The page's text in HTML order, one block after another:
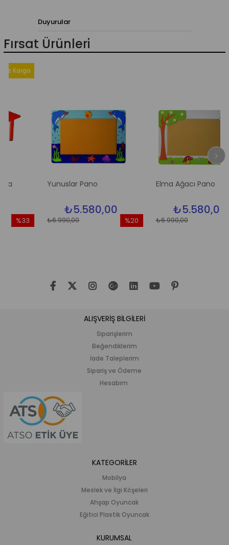
Duyurular
Fırsat Ürünleri
Yunuslar Pano
₺5.580,00
₺6.990,00
Elma Ağacı Pano
₺5.580,00
₺6.990,00
ALIŞVERİŞ BİLGİLERİ
Siparişlerim
Beğendiklerim
İade Taleplerim
Sipariş ve Ödeme
Hesabım
KATEGORİLER
Mobilya
Meslek ve İlgi Köşeleri
Ahşap Oyuncak
Eğitici Plastik Oyuncak
KURUMSAL